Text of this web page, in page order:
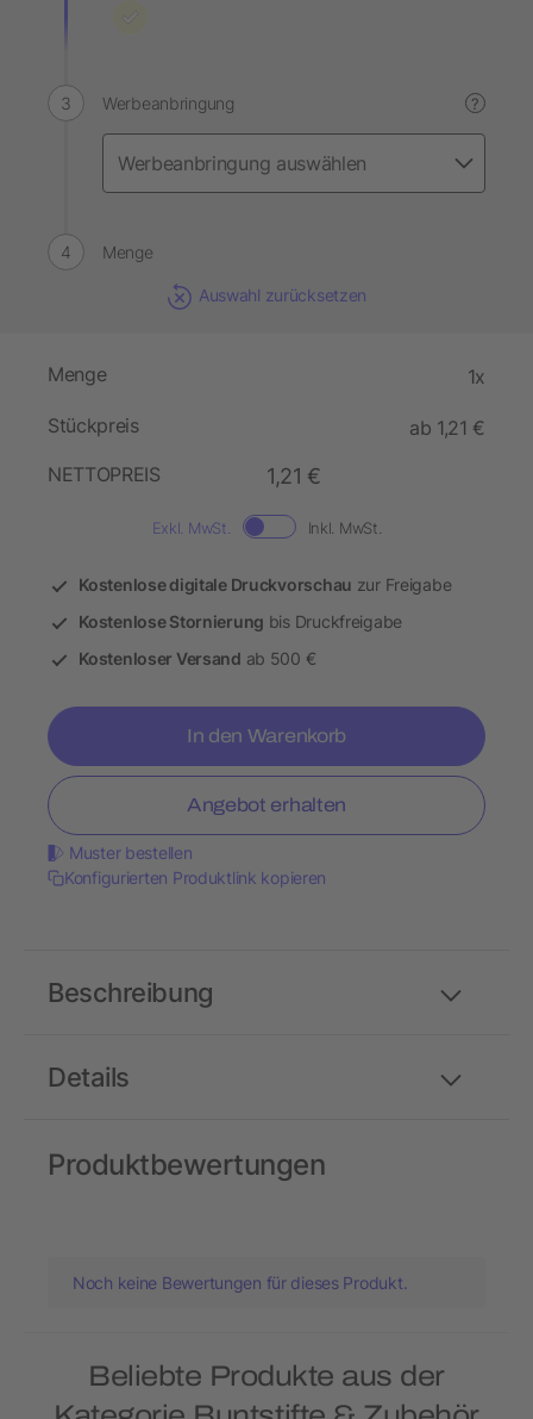
Werbeanbringung ?
Menge
Auswahl zurücksetzen
Menge 1x
Stückpreis
ab 1,21 €
NETTOPREIS
1,21 €
Exkl. MwSt. Inkl. MwSt.
Kostenlose digitale Druckvorschau zur Freigabe
Kostenlose Stornierung bis Druckfreigabe
Kostenloser Versand ab 500 €
In den Warenkorb
Angebot erhalten
Muster bestellen
Konfigurierten Produktlink kopieren
Details
Beschreibung
Produktbewertungen
Noch keine Bewertungen für dieses Produkt.
Beliebte Produkte aus der